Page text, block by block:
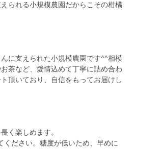
られる小規模農園だからこその柑橘
に支えられた小規模農園です^^相模
茶など、愛情込めて丁寧に詰め合わ
頂いており、自信をもってお届けし
く楽しめます。
ださい。糖度が低いため、早めに